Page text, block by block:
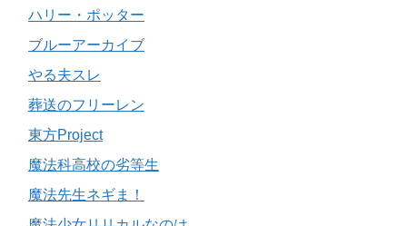
ハリー・ポッター
ブルーアーカイブ
やる夫スレ
葬送のフリーレン
東方Project
魔法科高校の劣等生
魔法先生ネギま！